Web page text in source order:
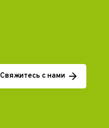
Свяжитесь с нами